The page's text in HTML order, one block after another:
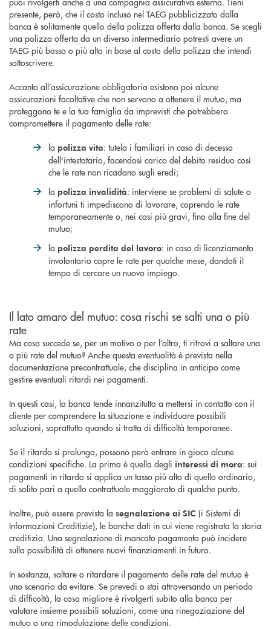
presente, però, che il costo incluso nel TAEG pubblicizzato dalla
banca è solitamente quello della polizza offerta dalla banca. Se scegli
una polizza offerta da un diverso intermediario potresti avere un
TAEG più basso o più alto in base al costo della polizza che intendi
sottoscrivere.
Accanto all’assicurazione obbligatoria esistono poi alcune
assicurazioni facoltative che non servono a ottenere il mutuo, ma
proteggono te e la tua famiglia da imprevisti che potrebbero
compromettere il pagamento delle rate:
la polizza vita: tutela i familiari in caso di decesso
dell'intestatario, facendosi carico del debito residuo così
che le rate non ricadano sugli eredi;
la polizza invalidità: interviene se problemi di salute o
infortuni ti impediscono di lavorare, coprendo le rate
temporaneamente o, nei casi più gravi, fino alla fine del
mutuo;
la polizza perdita del lavoro: in caso di licenziamento
involontario copre le rate per qualche mese, dandoti il
tempo di cercare un nuovo impiego.
Il lato amaro del mutuo: cosa rischi se salti una o più
rate
Ma cosa succede se, per un motivo o per l’altro, ti ritrovi a saltare una
o più rate del mutuo? Anche questa eventualità è prevista nella
documentazione precontrattuale, che disciplina in anticipo come
gestire eventuali ritardi nei pagamenti.
In questi casi, la banca tende innanzitutto a mettersi in contatto con il
cliente per comprendere la situazione e individuare possibili
soluzioni, soprattutto quando si tratta di difficoltà temporanee.
Se il ritardo si prolunga, possono però entrare in gioco alcune
condizioni specifiche. La prima è quella degli interessi di mora: sui
pagamenti in ritardo si applica un tasso più alto di quello ordinario,
di solito pari a quello contrattuale maggiorato di qualche punto.
Inoltre, può essere prevista la segnalazione ai SIC (i Sistemi di
Informazioni Creditizie), le banche dati in cui viene registrata la storia
creditizia. Una segnalazione di mancato pagamento può incidere
sulla possibilità di ottenere nuovi finanziamenti in futuro.
In sostanza, saltare o ritardare il pagamento delle rate del mutuo è
uno scenario da evitare. Se prevedi o stai attraversando un periodo
di difficoltà, la cosa migliore è rivolgerti subito alla banca per
valutare insieme possibili soluzioni, come una rinegoziazione del
mutuo o una rimodulazione delle condizioni.